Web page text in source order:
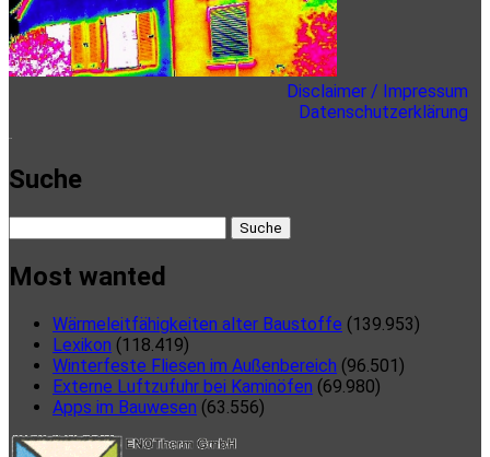
Disclaimer / Impressum
Datenschutzerklärung
Suche
Most wanted
Wärmeleitfähigkeiten alter Baustoffe (139.953)
Lexikon (118.419)
Winterfeste Fliesen im Außenbereich (96.501)
Externe Luftzufuhr bei Kaminöfen (69.980)
Apps im Bauwesen (63.556)